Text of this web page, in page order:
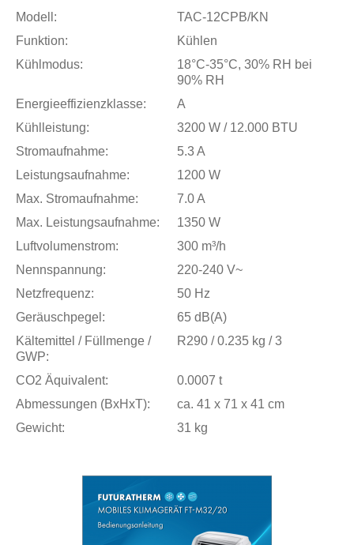
Modell:
TAC-12CPB/KN
Funktion:
Kühlen
Kühlmodus:
18°C-35°C, 30% RH bei
90% RH
Energieeffizienzklasse:
A
Kühlleistung:
3200 W / 12.000 BTU
Stromaufnahme:
5.3 A
Leistungsaufnahme:
1200 W
Max. Stromaufnahme:
7.0 A
Max. Leistungsaufnahme:
1350 W
Luftvolumenstrom:
300 m³/h
Nennspannung:
220-240 V~
Netzfrequenz:
50 Hz
Geräuschpegel:
65 dB(A)
Kältemittel / Füllmenge /
GWP:
R290 / 0.235 kg / 3
CO2 Äquivalent:
0.0007 t
Abmessungen (BxHxT):
ca. 41 x 71 x 41 cm
Gewicht:
31 kg